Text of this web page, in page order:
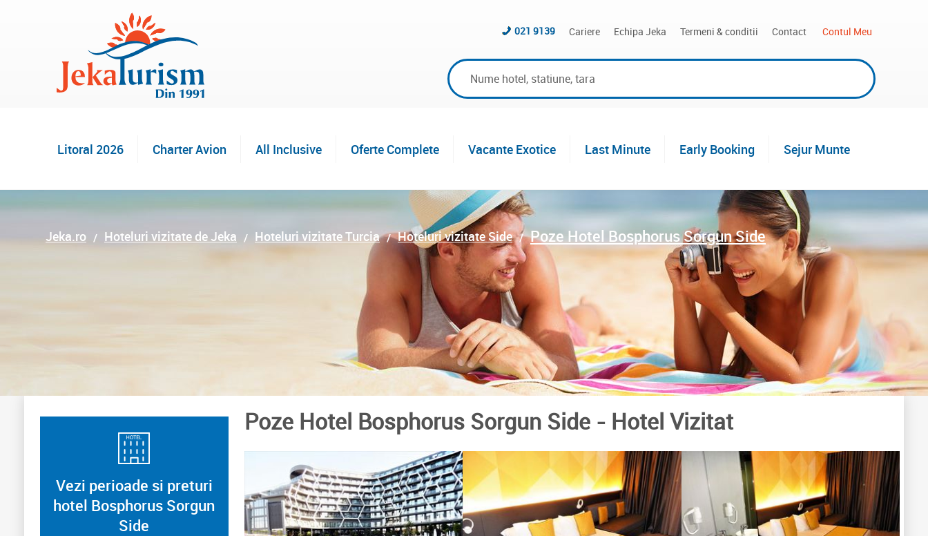
Cariere Echipa Jeka Termeni & conditii Contact Contul Meu
021 9139
Litoral 2026 Charter Avion All Inclusive Oferte Complete Vacante Exotice Last Minute Early Booking Sejur Munte
Jeka.ro Hoteluri vizitate de Jeka Hoteluri vizitate Turcia Hoteluri vizitate Side Poze Hotel Bosphorus Sorgun Side
Poze Hotel Bosphorus Sorgun Side - Hotel Vizitat
Vezi perioade si preturi
hotel Bosphorus Sorgun
Side